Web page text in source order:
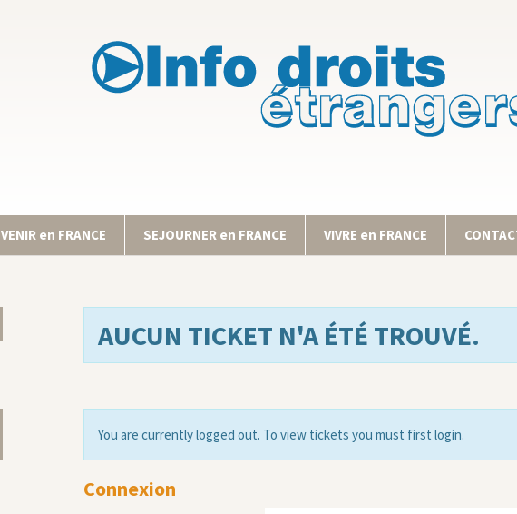
VENIR en FRANCE SEJOURNER en FRANCE VIVRE en FRANCE
AUCUN TICKET N'A ÉTÉ TROUVÉ.
You are currently logged out. To view tickets you must first login.
Connexion